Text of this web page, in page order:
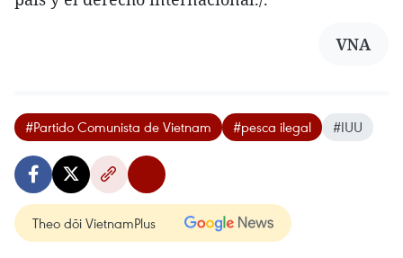
VNA
#Partido Comunista de Vietnam #pesca ilegal #IUU
Theo dõi VietnamPlus